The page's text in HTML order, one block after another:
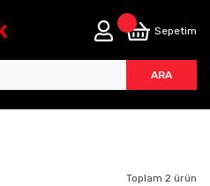
ARA
Sepetim
Toplam 2 ürün